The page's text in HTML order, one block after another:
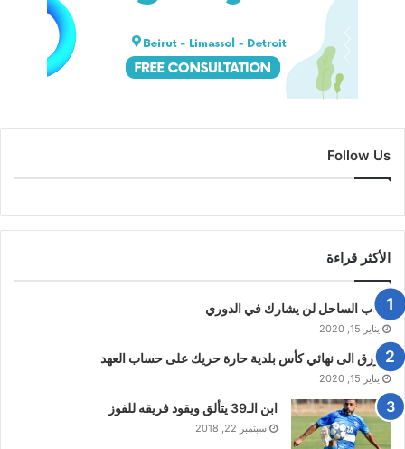
Follow Us
الأكثر قراءة
شباب الساحل لن يشارك في الدوري
يناير 15, 2020
الازرق الى نهائي كأس بلدية حارة حريك على حساب العهد
يناير 15, 2020
ابن الـ39 يتألق ويقود فريقه للفوز
سبتمبر 22, 2018